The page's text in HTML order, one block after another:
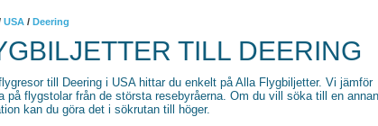
USA / Deering
TILL DEERING
till Deering i USA hittar du enkelt på Alla Flygbiljetter. Vi jämför
på flygstolar från de största resebyråerna. Om du vill söka till en annan
kan du göra det i sökrutan till höger.